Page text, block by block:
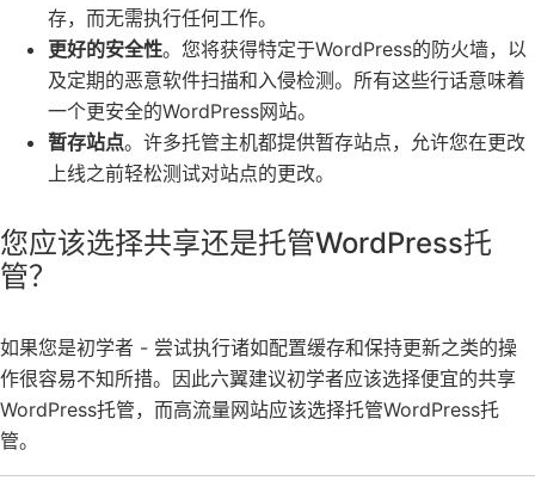
存，而无需执行任何工作。
更好的安全性。您将获得特定于WordPress的防火墙，以
及定期的恶意软件扫描和入侵检测。所有这些行话意味着
一个更安全的WordPress网站。
暂存站点。许多托管主机都提供暂存站点，允许您在更改
上线之前轻松测试对站点的更改。
您应该选择共享还是托管WordPress托
管？
如果您是初学者 - 尝试执行诸如配置缓存和保持更新之类的操
作很容易不知所措。因此六翼建议初学者应该选择便宜的共享
WordPress托管，而高流量网站应该选择托管WordPress托
管。